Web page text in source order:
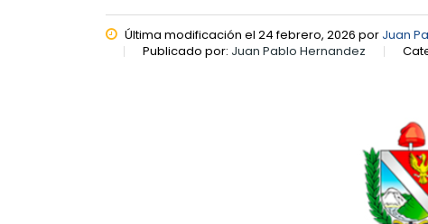
Última modificación el 24 febrero, 2026 por Juan
Publicado por: Juan Pablo Hernandez